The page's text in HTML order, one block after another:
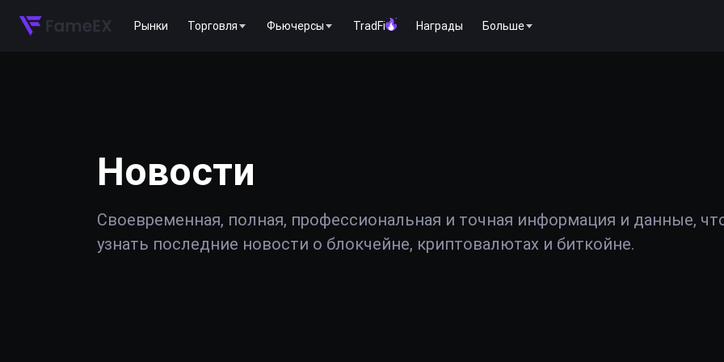
Рынки Торговля Фьючерсы TradFi Награды Больше
Новости
Своевременная, полная, профессиональная и точная информация и данные,
узнать последние новости о блокчейне, криптовалютах и биткойне.